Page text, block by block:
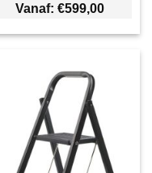
Vanaf: €599,00